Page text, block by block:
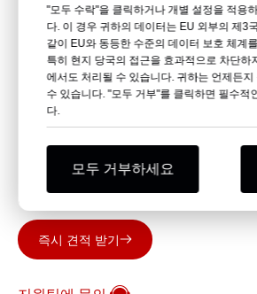
이동 침대
즉시 견적 받기
"모두 수락"을 클릭하거나 개별 설정을 적용
다. 이 경우 귀하의 데이터는 EU 외부의 제3
같이 EU와 동등한 수준의 데이터 보호 체계
특히 현지 당국의 접근을 효과적으로 차단하
에서도 처리될 수 있습니다. 귀하는 언제든
수 있습니다. "모두 거부"를 클릭하면 필수적
다.
모두 거부하세요